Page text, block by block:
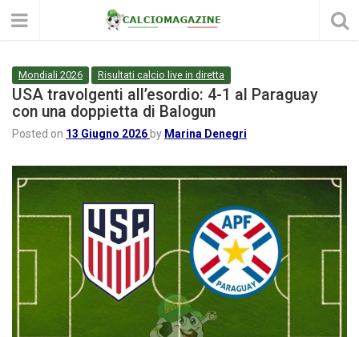
Mondiali 2026 Risultati calcio live in diretta
USA travolgenti all’esordio: 4-1 al Paraguay
con una doppietta di Balogun
Posted on 13 Giugno 2026 by Marina Denegri